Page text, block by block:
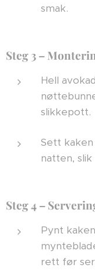
smak.
Steg 3 –
Hell
slikkepott.
Sett
natten,
Steg 4 –
Pynt
rett før